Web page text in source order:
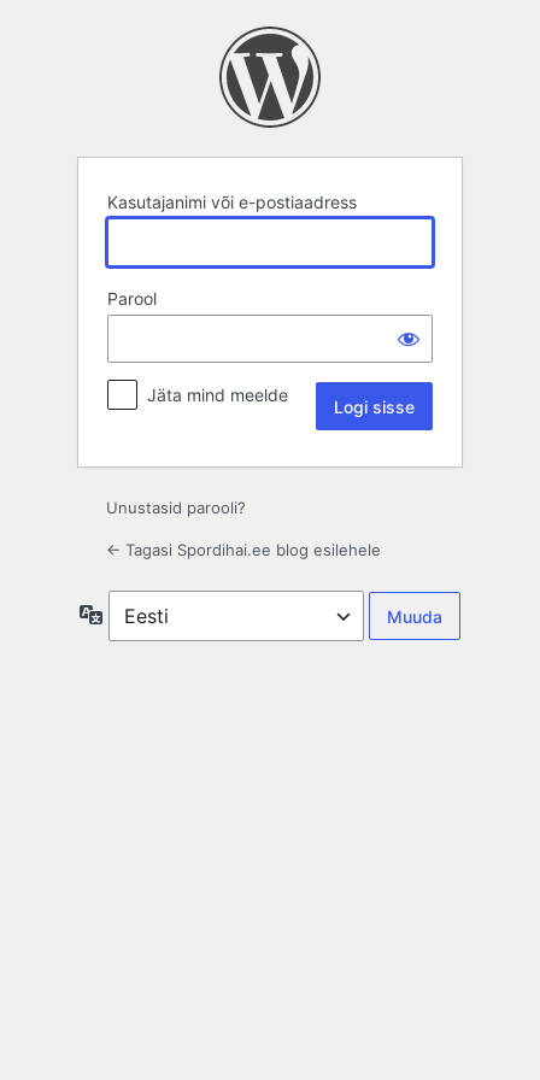
Kasutajanimi või e-postiaadress
Parool
Jäta mind meelde
Unustasid parooli?
← Tagasi Spordihai.ee blog esilehele
Keel